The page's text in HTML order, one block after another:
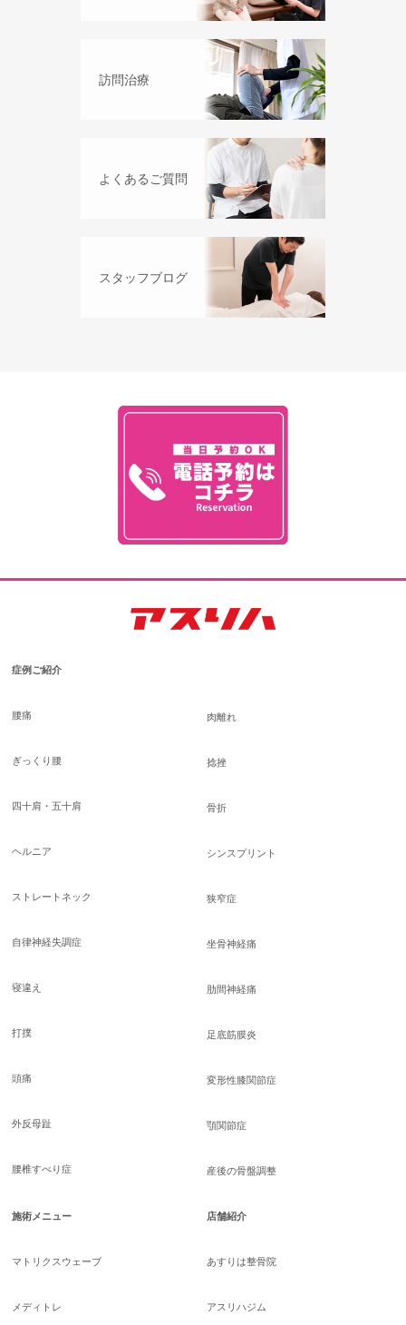
訪問治療
よくあるご質問
スタッフブログ
症例ご紹介
腰痛
ぎっくり腰
四十肩・五十肩
ヘルニア
ストレートネック
自律神経失調症
寝違え
打撲
頭痛
外反母趾
腰椎すべり症
肉離れ
捻挫
骨折
シンスプリント
狭窄症
坐骨神経痛
肋間神経痛
足底筋膜炎
変形性膝関節症
顎関節症
産後の骨盤調整
施術メニュー
マトリクスウェーブ
メディトレ
店舗紹介
あすりは整骨院
アスリハジム